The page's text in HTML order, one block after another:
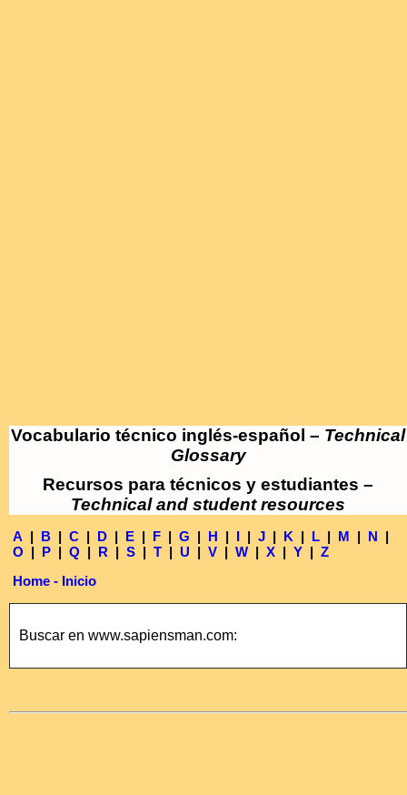
Vocabulario técnico inglés-español – Technical
Glossary
Recursos para técnicos y estudiantes –
Technical and student resources
A | B | C | D | E | F | G | H | I | J | K | L | M | N |
O | P | Q | R | S | T | U | V | W | X | Y | Z
Home - Inicio
Buscar en www.sapiensman.com: